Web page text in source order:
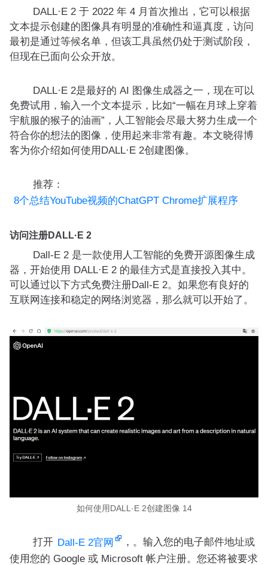
DALL·E 2 于 2022 年 4 月首次推出，它可以根据
文本提示创建的图像具有明显的准确性和逼真度，访问
最初是通过等候名单，但该工具虽然仍处于测试阶段，
但现在已面向公众开放。
DALL·E 2是最好的 AI 图像生成器之一，现在可以
免费试用，输入一个文本提示，比如“一幅在月球上穿着
宇航服的猴子的油画”，人工智能会尽最大努力生成一个
符合你的想法的图像，使用起来非常有趣。本文晓得博
客为你介绍如何使用DALL·E 2创建图像。
推荐：
8个总结YouTube视频的ChatGPT Chrome扩展程序
访问注册DALL·E 2
Dall-E 2 是一款使用人工智能的免费开源图像生成
器，开始使用 DALL·E 2 的最佳方式是直接投入其中。
可以通过以下方式免费注册Dall-E 2。如果您有良好的
互联网连接和稳定的网络浏览器，那么就可以开始了。
如何使用DALL·E 2创建图像 14
打开 Dall-E 2官网
，。输入您的电子邮件地址或
使用您的 Google 或 Microsoft 帐户注册。您还将被要求